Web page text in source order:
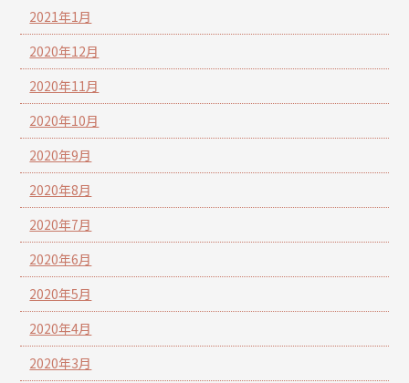
2021年1月
2020年12月
2020年11月
2020年10月
2020年9月
2020年8月
2020年7月
2020年6月
2020年5月
2020年4月
2020年3月